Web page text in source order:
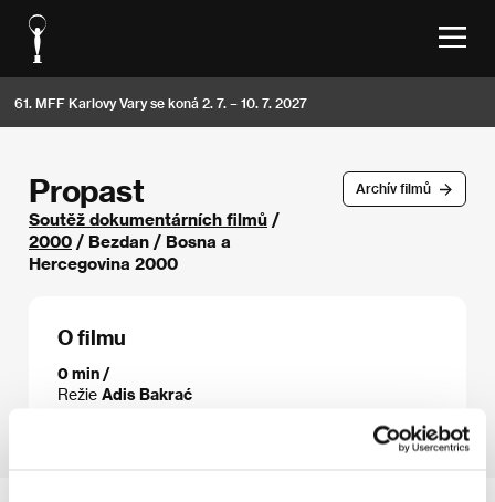
61. MFF Karlovy Vary se koná 2. 7. – 10. 7. 2027
Archív filmů
Propast
Soutěž dokumentárních filmů /
2000 / Bezdan / Bosna a
Hercegovina 2000
O filmu
0 min /
Režie Adis Bakrać